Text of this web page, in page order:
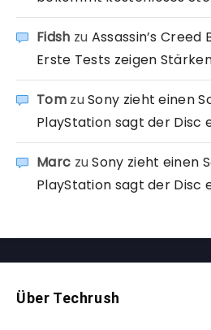
Fidsh zu Assassin’s Creed
Erste Tests zeigen
TomzuSony zieht einen
PlayStation sagt der Disc
Marc zuSony zieht einen
PlayStation sagt der Disc
Über Techrush